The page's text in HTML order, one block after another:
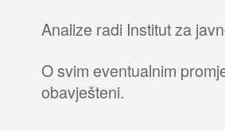
Analize radi Institut za
O svim eventualnim
obavješteni.